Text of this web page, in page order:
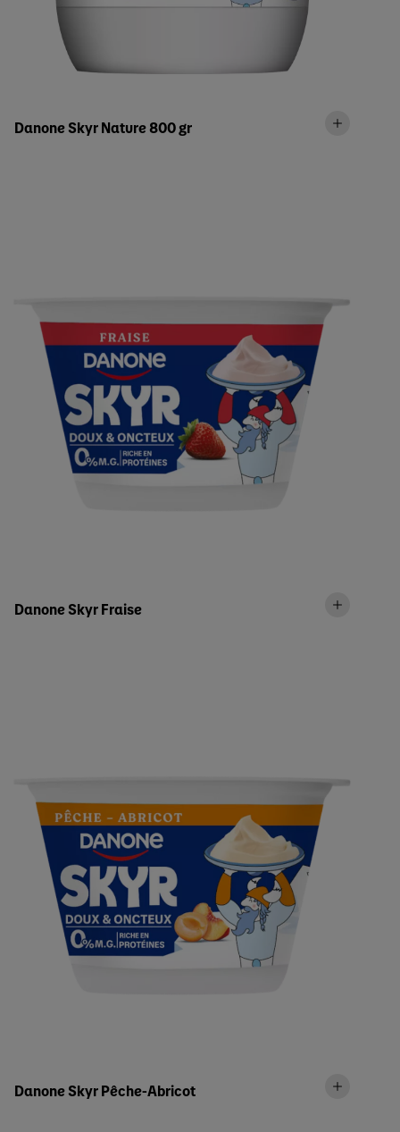
Danone Skyr Nature 800 gr
Danone Skyr Fraise
Danone Skyr Pêche-Abricot